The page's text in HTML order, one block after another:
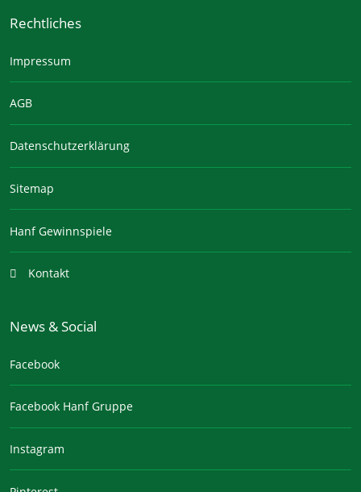
Rechtliches
Impressum
AGB
Datenschutzerklärung
Sitemap
Hanf Gewinnspiele
Kontakt
News & Social
Facebook
Facebook Hanf Gruppe
Instagram